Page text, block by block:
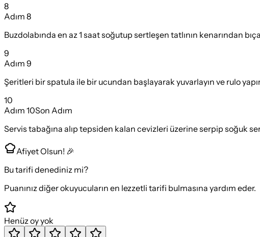
8
Adım 8
Buzdolabında en az 1 saat soğutup sertleşen tatlının kenarından
9
Adım 9
Şeritleri bir spatula ile bir ucundan başlayarak yuvarlayın ve rulo
10
Adım 10Son Adım
Servis tabağına alıp tepsiden kalan cevizleri üzerine serpip soğuk
Afiyet Olsun! 🎉
Bu tarifi denediniz mi?
Puanınız diğer okuyucuların en lezzetli tarifi bulmasına yardım eder.
Henüz oy yok